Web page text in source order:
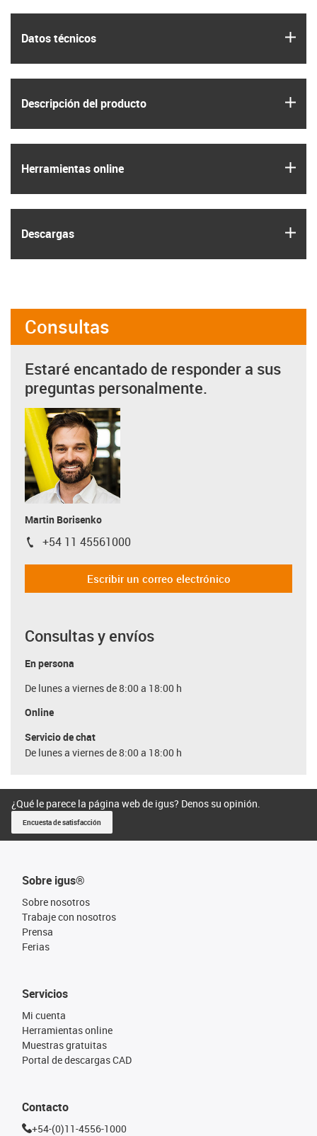
Datos técnicos
Descripción del producto
Herramientas online
Descargas
Consultas
Estaré encantado de responder a sus
preguntas personalmente.
Martin Borisenko
igus-icon-phone
+54 11 45561000
Escribir un correo electrónico
Consultas y envíos
En persona
De lunes a viernes de 8:00 a 18:00 h
Online
Servicio de chat
De lunes a viernes de 8:00 a 18:00 h
¿Qué le parece la página web de igus? Denos su opinión.
Encuesta de satisfacción
Sobre igus®
Sobre nosotros
Trabaje con nosotros
Prensa
Ferias
Servicios
Mi cuenta
Herramientas online
Muestras gratuitas
Portal de descargas CAD
Contacto
+54-(0)11-4556-1000